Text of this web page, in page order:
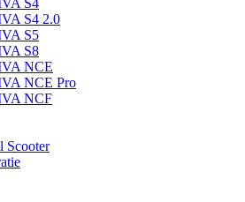
S4 2.0
S5
S8
NCE
NCE Pro
NCF
Scooter